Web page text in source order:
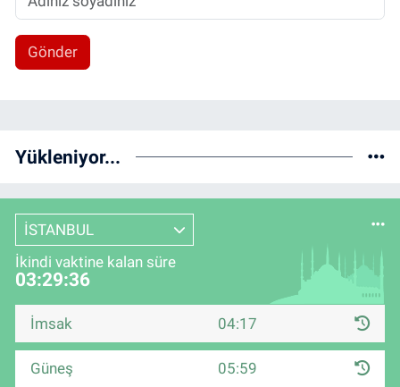
Gönder
Yükleniyor...
İSTANBUL
İkindi vaktine kalan süre
03:29:36
İmsak 04:17
Güneş 05:59